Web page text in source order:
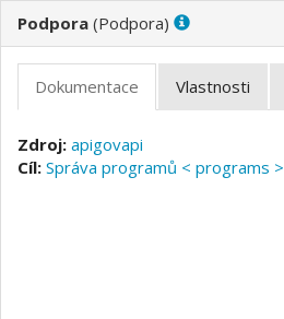
( )
apigovapi
Správa programů < programs >